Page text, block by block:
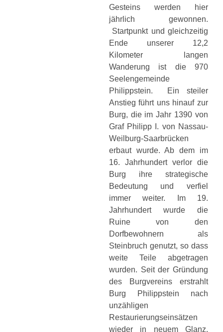
Gesteins werden hier
jährlich gewonnen.
Startpunkt und gleichzeitig
Ende unserer 12,2
Kilometer langen
Wanderung ist die 970
Seelengemeinde
Philippstein. Ein steiler
Anstieg führt uns hinauf zur
Burg, die im Jahr 1390 von
Graf Philipp I. von Nassau-
Weilburg-Saarbrücken
erbaut wurde. Ab dem im
16. Jahrhundert verlor die
Burg ihre strategische
Bedeutung und verfiel
immer weiter. Im 19.
Jahrhundert wurde die
Ruine von den
Dorfbewohnern als
Steinbruch genutzt, so dass
weite Teile abgetragen
wurden. Seit der Gründung
des Burgvereins erstrahlt
Burg Philippstein nach
unzähligen
Restaurierungseinsätzen
wieder in neuem Glanz.